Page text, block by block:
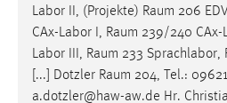
Labor II, (Projekte) Raum 206
CAx-Labor I, Raum 239/240 CAx-
Labor III, Raum 233 Sprachlabor,
[...] Dotzler Raum 204, Tel.:
a.dotzler@haw-aw.de Hr.